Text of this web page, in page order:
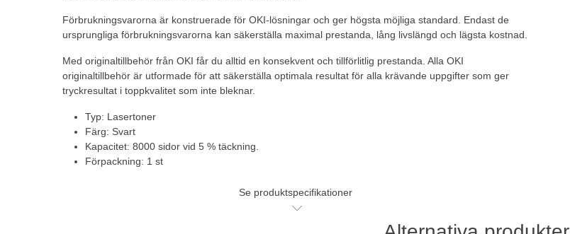
Förbrukningsvarorna är konstruerade för OKI-lösningar och ger högsta möjliga standard. Endast de
ursprungliga förbrukningsvarorna kan säkerställa maximal prestanda, lång livslängd och lägsta kostnad.
Med originaltillbehör från OKI får du alltid en konsekvent och tillförlitlig prestanda. Alla OKI
originaltillbehör är utformade för att säkerställa optimala resultat för alla krävande uppgifter som ger
tryckresultat i toppkvalitet som inte bleknar.
Typ: Lasertoner
Färg: Svart
Kapacitet: 8000 sidor vid 5 % täckning.
Förpackning: 1 st
Se produktspecifikationer